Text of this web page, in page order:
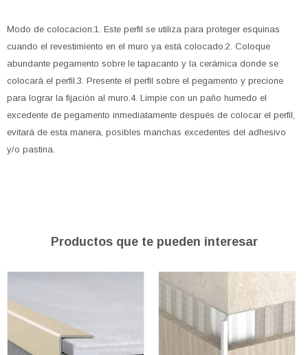
Modo de colocacion:1. Este perfil se utiliza para proteger esquinas
cuando el revestimiento en el muro ya está colocado.2. Coloque
abundante pegamento sobre le tapacanto y la cerámica donde se
colocará el perfil.3. Presente el perfil sobre el pegamento y precione
para lograr la fijación al muro.4. Limpie con un paño humedo el
excedente de pegamento inmediatamente después de colocar el perfil,
evitará de esta manera, posibles manchas excedentes del adhesivo
y/o pastina.
Productos que te pueden interesar